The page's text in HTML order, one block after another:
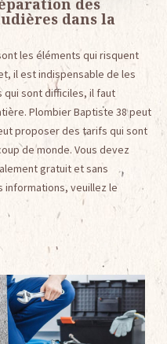
dans la
les éléments qui risquent
il est indispensable de les
qui sont difficiles, il faut
Plombier Baptiste 38 peut
proposer des tarifs qui sont
de monde. Vous devez
gratuit et sans
informations, veuillez le